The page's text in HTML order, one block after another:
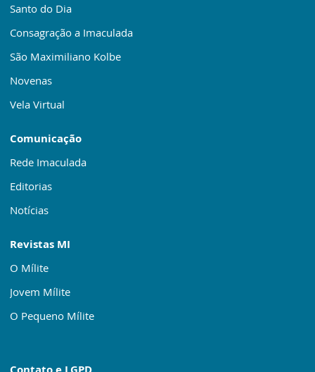
Santo do Dia
Consagração a Imaculada
São Maximiliano Kolbe
Novenas
Vela Virtual
Comunicação
Rede Imaculada
Editorias
Notícias
Revistas MI
O Mílite
Jovem Mílite
O Pequeno Mílite
Contato e LGPD